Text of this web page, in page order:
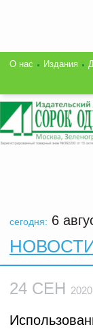
О нас Издания
сегодня: 6
24 СЕН